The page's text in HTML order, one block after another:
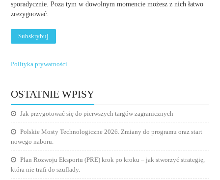
sporadycznie. Poza tym w dowolnym momencie możesz z nich łatwo
zrezygnować.
Polityka prywatności
OSTATNIE WPISY
Jak przygotować się do pierwszych targów zagranicznych
Polskie Mosty Technologiczne 2026. Zmiany do programu oraz start
nowego naboru.
Plan Rozwoju Eksportu (PRE) krok po kroku – jak stworzyć strategię,
która nie trafi do szuflady.